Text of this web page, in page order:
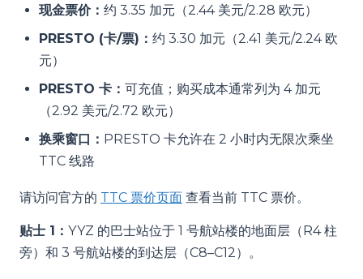
现金票价： 约 3.35 加元（2.44 美元/2.28 欧元）
PRESTO (卡/票)： 约 3.30 加元（2.41 美元/2.24 欧
元）
PRESTO 卡： 可充值；购买成本通常列为 4 加元
（2.92 美元/2.72 欧元）
换乘窗口： PRESTO 卡允许在 2 小时内无限次乘坐
TTC 线路
请访问官方的 TTC 票价页面 查看当前 TTC 票价。
贴士 1： YYZ 的巴士站位于 1 号航站楼的地面层（R4 柱
旁）和 3 号航站楼的到达层（C8–C12）。